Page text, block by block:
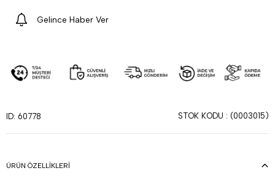
Gelince Haber Ver
ID: 60778 STOK KODU (0003015)
ÜRÜN ÖZELLIKLERI